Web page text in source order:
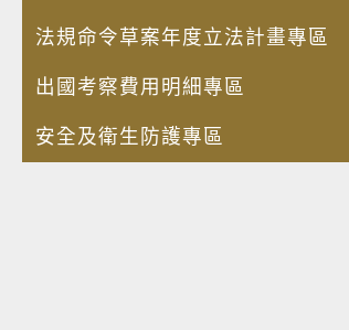
法規命令草案年度立法計畫專區
出國考察費用明細專區
安全及衛生防護專區